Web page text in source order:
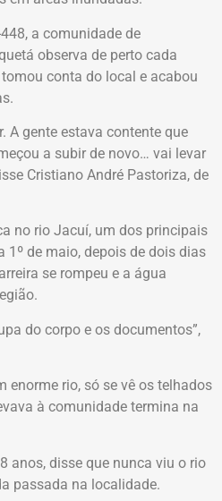
a comunidade de
observa de perto cada
conta do local e acabou
A gente estava contente que
a subir de novo… vai levar
Cristiano André Pastoriza, de
no rio Jacuí, um dos principais
1º de maio, depois de dois dias
se rompeu e a água
do corpo e os documentos”,
enorme rio, só se vê os telhados
à comunidade termina na
anos, disse que nunca viu o rio
passada na localidade.